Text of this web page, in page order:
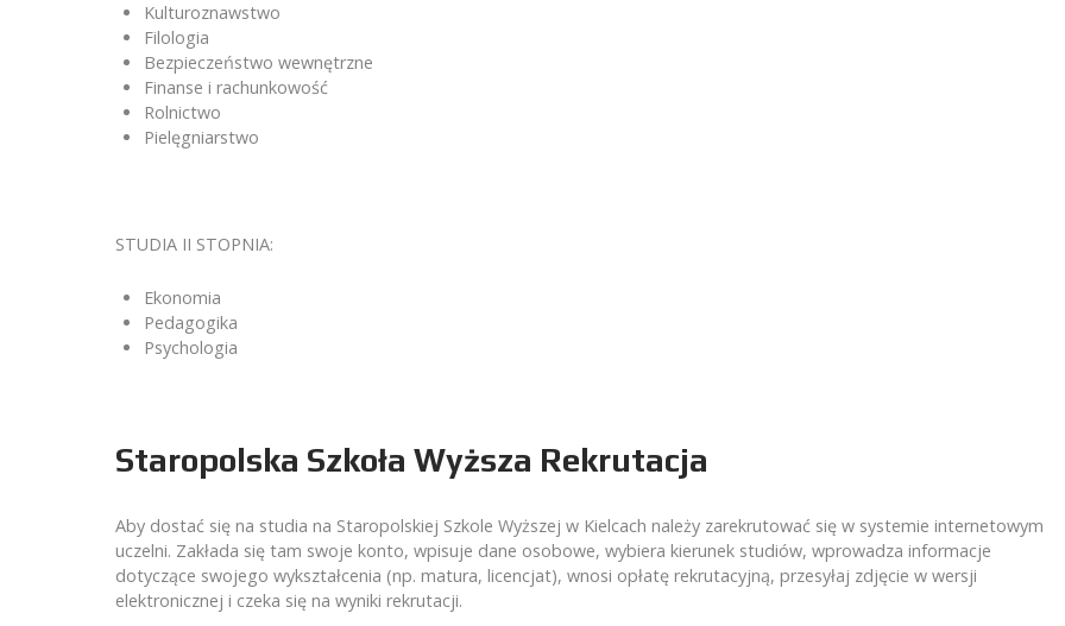
Kulturoznawstwo
Filologia
Bezpieczeństwo wewnętrzne
Finanse i rachunkowość
Rolnictwo
Pielęgniarstwo
STUDIA II STOPNIA:
Ekonomia
Pedagogika
Psychologia
Staropolska Szkoła Wyższa Rekrutacja
Aby dostać się na studia na Staropolskiej Szkole Wyższej w Kielcach należy zarekrutować się w systemie internetowym
uczelni. Zakłada się tam swoje konto, wpisuje dane osobowe, wybiera kierunek studiów, wprowadza informacje
dotyczące swojego wykształcenia (np. matura, licencjat), wnosi opłatę rekrutacyjną, przesyłaj zdjęcie w wersji
elektronicznej i czeka się na wyniki rekrutacji.